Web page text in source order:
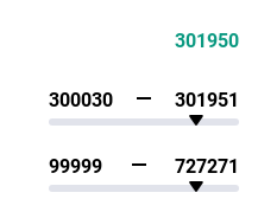
301950
300030 301951
99999 727271